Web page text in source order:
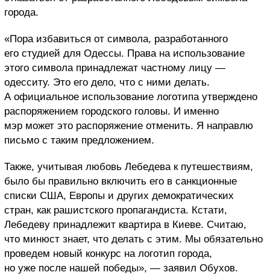
города.
«Пора избавиться от символа, разработанного
его студией для Одессы. Права на использование
этого символа принадлежат частному лицу —
одесситу. Это его дело, что с ними делать.
А официальное использование логотипа утверждено
распоряжением городского головы. И именно
мэр может это распоряжение отменить. Я направлю
письмо с таким предложением.
Также, учитывая любовь Лебедева к путешествиям,
было бы правильно включить его в санкционные
списки США, Европы и других демократических
стран, как рашистского пропагандиста. Кстати,
Лебедеву принадлежит квартира в Киеве. Считаю,
что минюст знает, что делать с этим. Мы обязательно
проведем новый конкурс на логотип города,
но уже после нашей победы», — заявил Обухов.